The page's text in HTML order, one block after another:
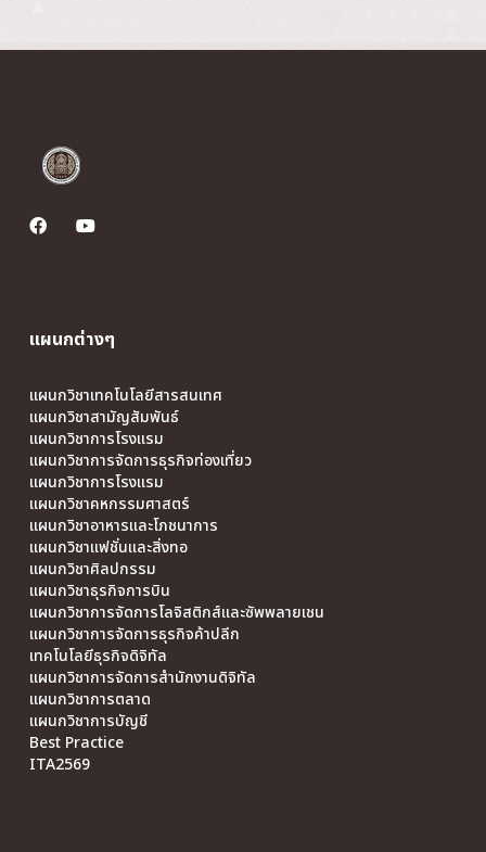
แผนกต่างๆ
แผนกวิชาเทคโนโลยีสารสนเทศ
แผนกวิชาสามัญสัมพันธ์
แผนกวิชาการโรงแรม
แผนกวิชาการจัดการธุรกิจท่องเที่ยว
แผนกวิชาการโรงแรม
แผนกวิชาคหกรรมศาสตร์
แผนกวิชาอาหารและโภชนาการ
แผนกวิชาแฟชั่นและสิ่งทอ
แผนกวิชาศิลปกรรม
แผนกวิชาธุรกิจการบิน
แผนกวิชาการจัดการโลจิสติกส์และซัพพลายเชน
แผนกวิชาการจัดการธุรกิจค้าปลีก
เทคโนโลยีธุรกิจดิจิทัล
แผนกวิชาการจัดการสำนักงานดิจิทัล
แผนกวิชาการตลาด
แผนกวิชาการบัญชี
Best Practice
ITA2569